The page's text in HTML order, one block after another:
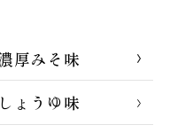
厚みそ味
ょうゆ味